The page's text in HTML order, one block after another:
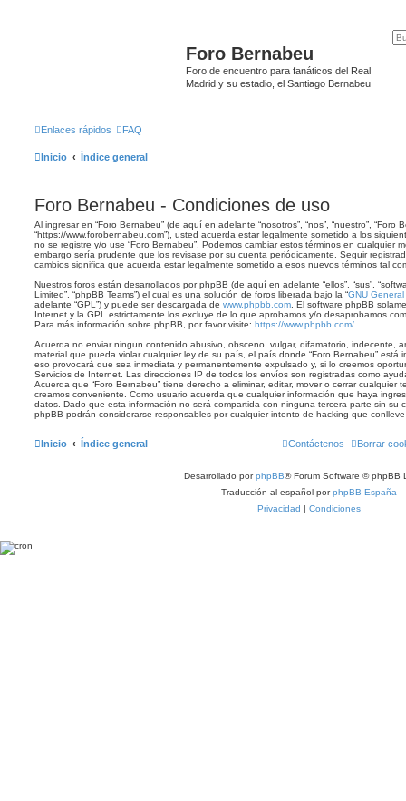
Foro Bernabeu
Foro de encuentro para fanáticos del Real
Madrid y su estadio, el Santiago Bernabeu
Enlaces rápidos FAQ
Inicio Índice general
Foro Bernabeu - Condiciones de uso
Al ingresar en “Foro Bernabeu” (de aquí en adelante “nosotros”, “nos”, “nuestro”, “Foro
“https://www.forobernabeu.com”), usted acuerda estar legalmente sometido a los
no se registre y/o use “Foro Bernabeu”. Podemos cambiar estos términos en cualquier
embargo sería prudente que los revisase por su cuenta periódicamente. Seguir
cambios significa que acuerda estar legalmente sometido a esos nuevos términos tal
Nuestros foros están desarrollados por phpBB (de aquí en adelante “ellos”, “sus”,
Limited”, “phpBB Teams”) el cual es una solución de foros liberada bajo la “GNU
adelante “GPL”) y puede ser descargada de www.phpbb.com . El software phpBB
Internet y la GPL estrictamente los excluye de lo que aprobamos y/o desaprobamos
Para más información sobre phpBB, por favor visite: https://www.phpbb.com/
Acuerda no enviar ningun contenido abusivo, obsceno, vulgar, difamatorio, indecente,
material que pueda violar cualquier ley de su país, el país donde “Foro Bernabeu” está
eso provocará que sea inmediata y permanentemente expulsado y, si lo creemos
Servicios de Internet. Las direcciones IP de todos los envíos son registradas como
Acuerda que “Foro Bernabeu” tiene derecho a eliminar, editar, mover o cerrar cualquier
creamos conveniente. Como usuario acuerda que cualquier información que haya
datos. Dado que esta información no será compartida con ninguna tercera parte sin su
phpBB podrán considerarse responsables por cualquier intento de hacking que
Inicio Índice general Borrar
Contáctenos
Desarrollado porphpBB® Forum Software © phpBB
Traducción al español porphpBB España
Privacidad | Condiciones